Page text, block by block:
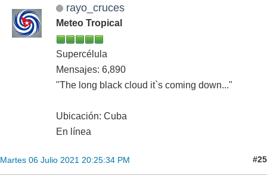
rayo_cruces
Meteo Tropical
Supercélula
Mensajes: 6,890
"The long black cloud it`s coming down..."
Ubicación: Cuba
En línea
Martes 06 Julio 2021 20:25:34 PM #25